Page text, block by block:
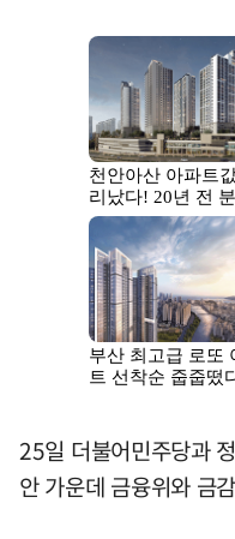
25일 더불어민주당과
안 가운데 금융위와 금